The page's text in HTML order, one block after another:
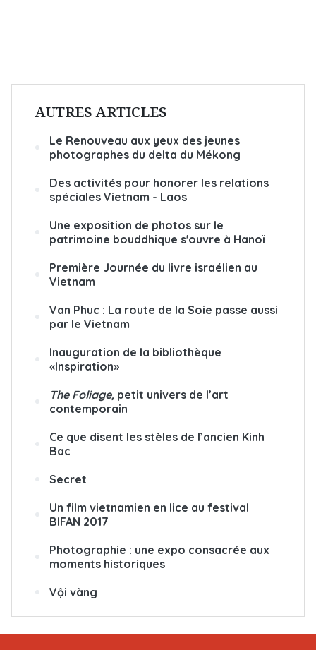
AUTRES ARTICLES
Le Renouveau aux yeux des jeunes
photographes du delta du Mékong
Des activités pour honorer les relations
spéciales Vietnam - Laos
Une exposition de photos sur le
patrimoine bouddhique s'ouvre à Hanoï
Première Journée du livre israélien au
Vietnam
Van Phuc : La route de la Soie passe aussi
par le Vietnam
Inauguration de la bibliothèque
«Inspiration»
The Foliage, petit univers de l’art
contemporain
Ce que disent les stèles de l’ancien Kinh
Bac
Secret
Un film vietnamien en lice au festival
BIFAN 2017
Photographie : une expo consacrée aux
moments historiques
Vội vàng